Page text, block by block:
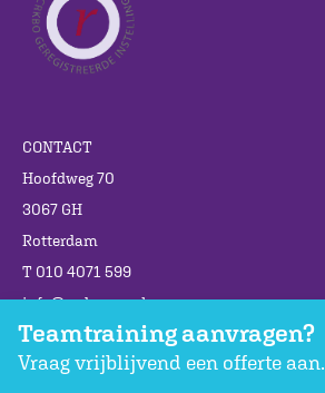
Teamtraining aanvragen?
Vraag vrijblijvend een offerte aan.
CONTACT
Hoofdweg 70
3067 GH
Rotterdam
T 010 4071 599
info@cedgroep.nl